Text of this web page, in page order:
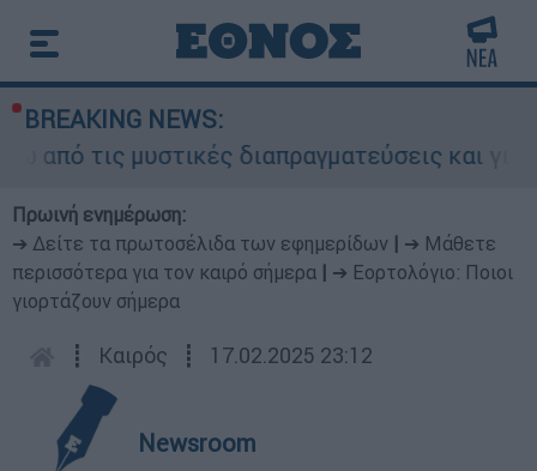
BREAKING NEWS:
μυστικές διαπραγματεύσεις και γιατί
Πρωινή ενημέρωση:
➔ Δείτε τα πρωτοσέλιδα των εφημερίδων
➔ Μάθετε
περισσότερα για τον καιρό σήμερα
➔ Εορτολόγιο: Ποιοι
γιορτάζουν σήμερα
┋ Καιρός ┋ 17.02.2025 23:12
Newsroom